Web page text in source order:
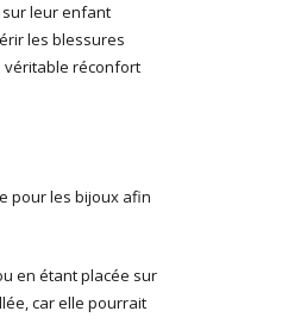
leur enfant
les blessures
véritable réconfort
pour les bijoux afin
en étant placée sur
car elle pourrait